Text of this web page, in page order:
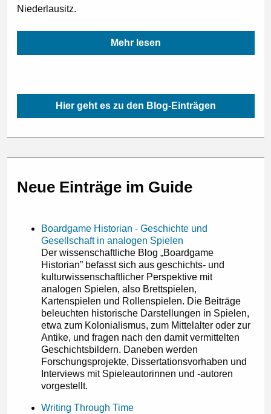
Niederlausitz.
Mehr lesen
Hier geht es zu den Blog-Einträgen
Neue Einträge im Guide
Boardgame Historian - Geschichte und
Gesellschaft in analogen Spielen
Der wissenschaftliche Blog „Boardgame
Historian” befasst sich aus geschichts- und
kulturwissenschaftlicher Perspektive mit
analogen Spielen, also Brettspielen,
Kartenspielen und Rollenspielen. Die Beiträge
beleuchten historische Darstellungen in Spielen,
etwa zum Kolonialismus, zum Mittelalter oder zur
Antike, und fragen nach den damit vermittelten
Geschichtsbildern. Daneben werden
Forschungsprojekte, Dissertationsvorhaben und
Interviews mit Spieleautorinnen und -autoren
vorgestellt.
Writing Through Time